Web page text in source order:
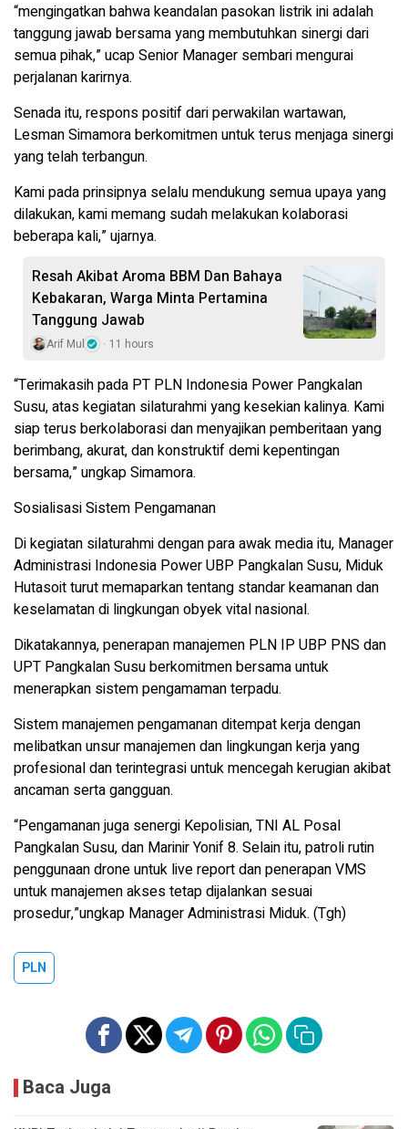
“mengingatkan bahwa keandalan pasokan listrik ini adalah
tanggung jawab bersama yang membutuhkan sinergi dari
semua pihak,” ucap Senior Manager sembari mengurai
perjalanan karirnya.
Senada itu, respons positif dari perwakilan wartawan,
Lesman Simamora berkomitmen untuk terus menjaga sinergi
yang telah terbangun.
Kami pada prinsipnya selalu mendukung semua upaya yang
dilakukan, kami memang sudah melakukan kolaborasi
beberapa kali,” ujarnya.
Resah Akibat Aroma BBM Dan Bahaya
Kebakaran, Warga Minta Pertamina
Tanggung Jawab
Arif Mul 11 hours
“Terimakasih pada PT PLN Indonesia Power Pangkalan
Susu, atas kegiatan silaturahmi yang kesekian kalinya. Kami
siap terus berkolaborasi dan menyajikan pemberitaan yang
berimbang, akurat, dan konstruktif demi kepentingan
bersama,” ungkap Simamora.
Sosialisasi Sistem Pengamanan
Di kegiatan silaturahmi dengan para awak media itu, Manager
Administrasi Indonesia Power UBP Pangkalan Susu, Miduk
Hutasoit turut memaparkan tentang standar keamanan dan
keselamatan di lingkungan obyek vital nasional.
Dikatakannya, penerapan manajemen PLN IP UBP PNS dan
UPT Pangkalan Susu berkomitmen bersama untuk
menerapkan sistem pengamaman terpadu.
Sistem manajemen pengamanan ditempat kerja dengan
melibatkan unsur manajemen dan lingkungan kerja yang
profesional dan terintegrasi untuk mencegah kerugian akibat
ancaman serta gangguan.
“Pengamanan juga senergi Kepolisian, TNI AL Posal
Pangkalan Susu, dan Marinir Yonif 8. Selain itu, patroli rutin
penggunaan drone untuk live report dan penerapan VMS
untuk manajemen akses tetap dijalankan sesuai
prosedur,”ungkap Manager Administrasi Miduk. (Tgh)
PLN
Baca Juga